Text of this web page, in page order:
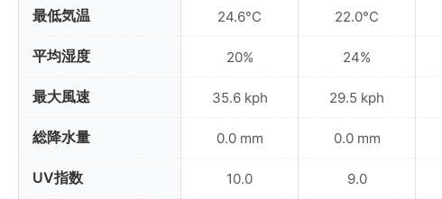
最低気温
平均湿度
最大風速
総降水量
UV指数
24.6°C
20%
35.6 kph
0.0 mm
10.0
22.0°C
24%
29.5 kph
0.0 mm
9.0